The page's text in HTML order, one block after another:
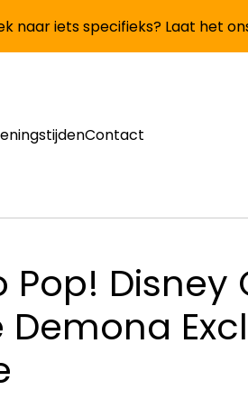
naar iets specifieks? Laat het
Contact
Pop! Disney
Demona